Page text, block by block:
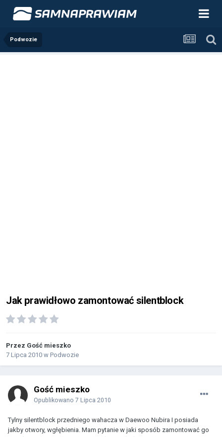
Podwozie
Jak prawidłowo zamontować silentblock
Przez Gość mieszko
7 Lipca 2010 w Podwozie
Gość mieszko
Opublikowano 7 Lipca 2010
Tylny silentblock przedniego wahacza w Daewoo Nubira I posiada
jakby otwory, wgłębienia. Mam pytanie w jaki sposób zamontować go